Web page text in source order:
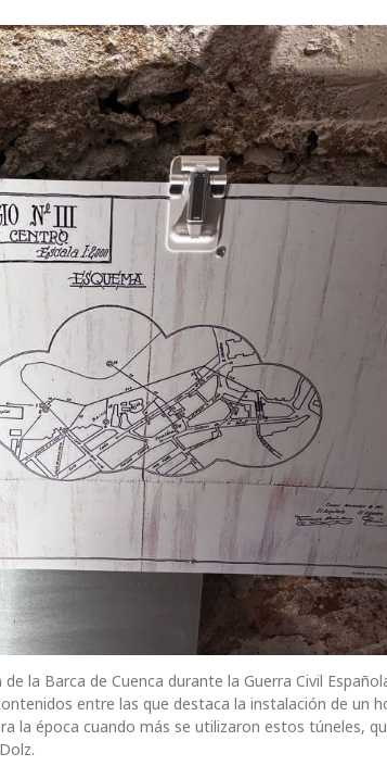
la Barca de Cuenca durante la Guerra Civil
entre las que destaca la instalación de un
la época cuando más se utilizaron estos túneles,